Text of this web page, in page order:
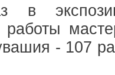
в
работы
- 107